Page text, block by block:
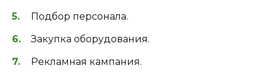
Подбор персонала.
Закупка оборудования.
Рекламная кампания.